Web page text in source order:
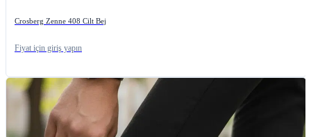
Crosberg Zenne 408 Cilt Bej
Fiyat için giriş yapın